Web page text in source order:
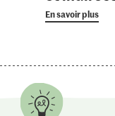
En savoir plus